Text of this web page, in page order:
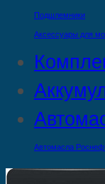
Подшлемники
Аксессуары для
Автомасла